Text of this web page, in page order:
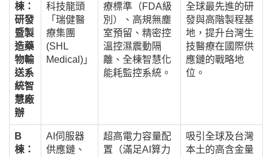
棟：
研發
暨製
造藥
物輸
送系
統智
慧廠
辦
科技龍頭
「瑞健醫
療集團
(SHL
Medical)」
療標準（FDA級
別）、高規無塵
室預留、精密控
溫控濕震動隔
離、全棟智慧化
能耗監控系統。
全球最先進的研
發與高階製程基
地，提升台灣生
技醫療在國際供
應鏈的戰略地
位。
B
棟：
AI伺服器
供應鏈、
超高電力容量配
置（滿足AI算力
吸引全球及台灣
本土的高含金量